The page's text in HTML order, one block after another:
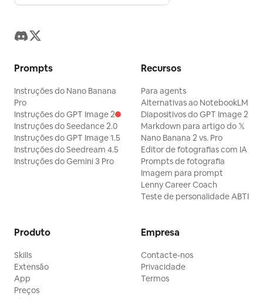
Prompts
Instruções do Nano Banana
Pro
Instruções do GPT Image 2
Instruções do Seedance 2.0
Instruções do GPT Image 1.5
Instruções do Seedream 4.5
Instruções do Gemini 3 Pro
Recursos
Para agents
Alternativas ao NotebookLM
Diapositivos do GPT Image 2
Markdown para artigo do 𝕏
Nano Banana 2 vs. Pro
Editor de fotografias com IA
Prompts de fotografia
Imagem para prompt
Lenny Career Coach
Teste de personalidade ABTI
Produto
Skills
Extensão
App
Preços
Empresa
Contacte-nos
Privacidade
Termos